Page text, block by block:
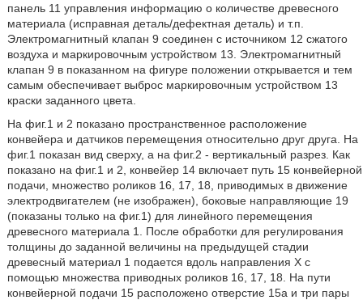
панель 11 управления информацию о количестве древесного
материала (исправная деталь/дефектная деталь) и т.п.
Электромагнитный клапан 9 соединен с источником 12 сжатого
воздуха и маркировочным устройством 13. Электромагнитный
клапан 9 в показанном на фигуре положении открывается и тем
самым обеспечивает выброс маркировочным устройством 13
краски заданного цвета.
На фиг.1 и 2 показано пространственное расположение
конвейера и датчиков перемещения относительно друг друга. На
фиг.1 показан вид сверху, а на фиг.2 - вертикальный разрез. Как
показано на фиг.1 и 2, конвейер 14 включает путь 15 конвейерной
подачи, множество роликов 16, 17, 18, приводимых в движение
электродвигателем (не изображен), боковые направляющие 19
(показаны только на фиг.1) для линейного перемещения
древесного материала 1. После обработки для регулирования
толщины до заданной величины на предыдущей стадии
древесный материал 1 подается вдоль направления Х с
помощью множества приводных роликов 16, 17, 18. На пути
конвейерной подачи 15 расположено отверстие 15а и три пары